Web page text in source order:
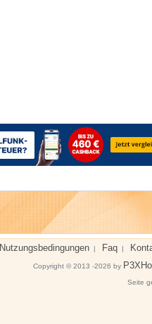
Nutzungsbedingungen | Faq |
Copyright © 2013 -2026 by
Seite